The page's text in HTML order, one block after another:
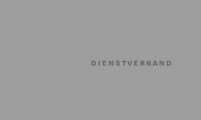
DIENSTVERBAND